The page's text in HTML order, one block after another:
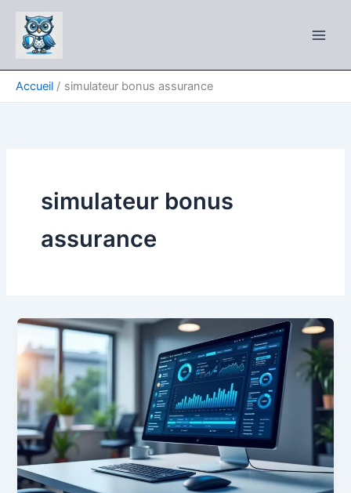
contenu
Accueil simulateur bonus assurance
simulateur bonus
assurance